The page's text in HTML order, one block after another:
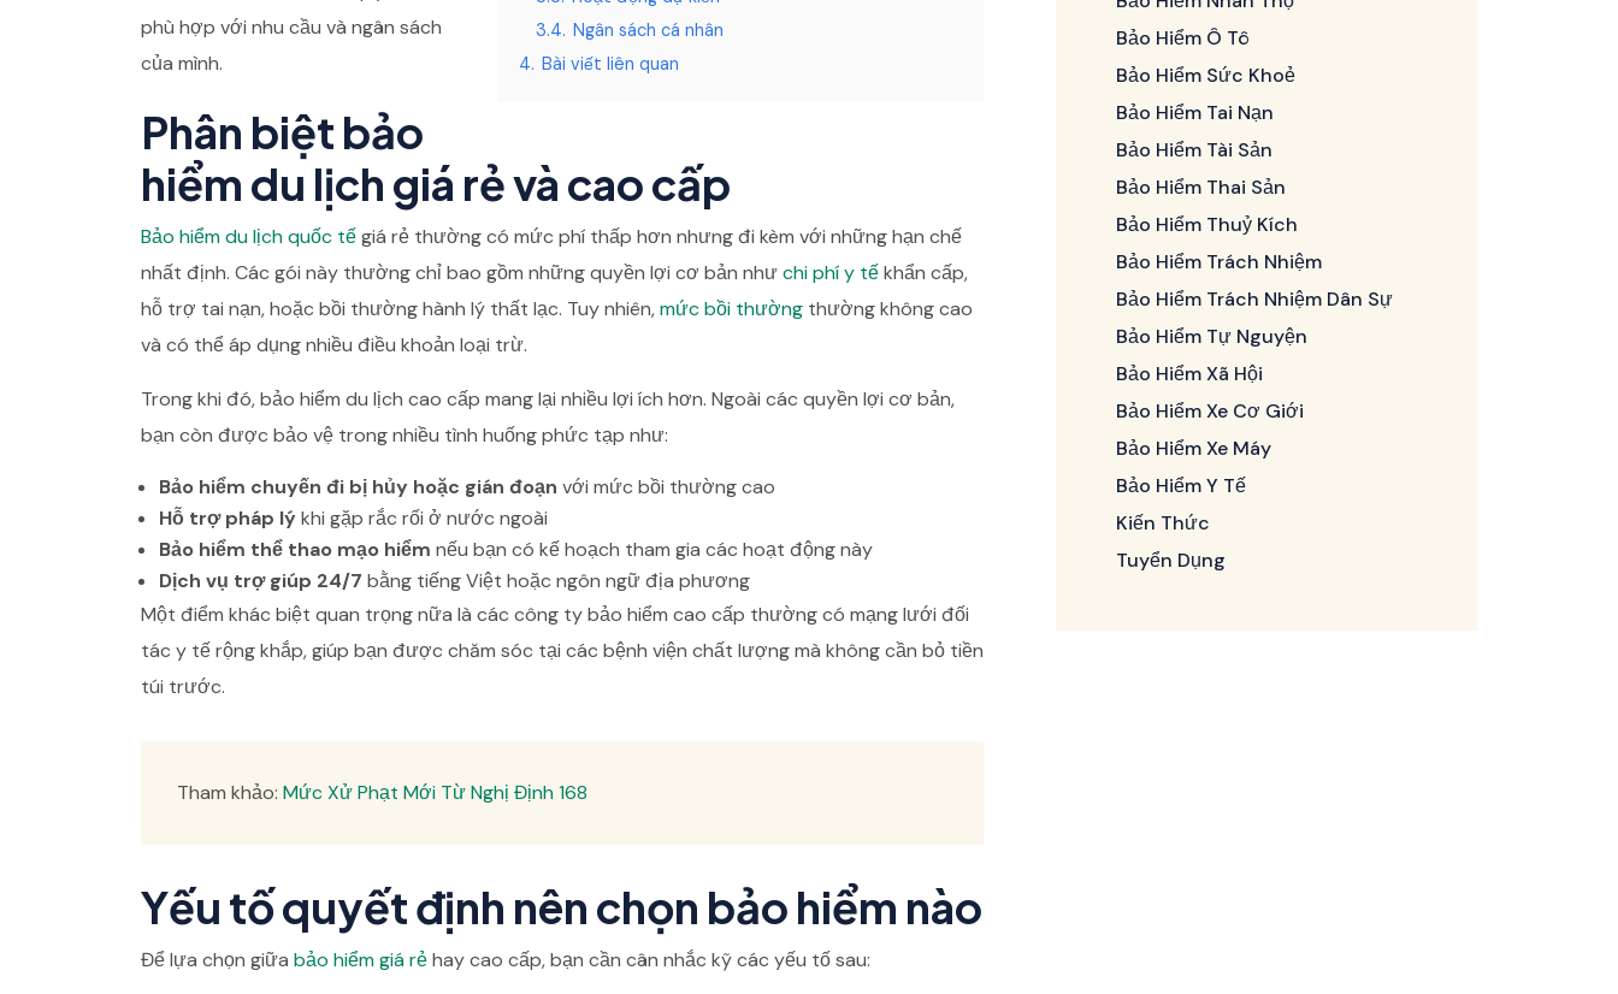
3.4. Ngân sách cá nhân
4. Bài viết liên quan
phù hợp với nhu cầu và ngân sách
của mình.
Phân biệt bảo
hiểm du lịch giá rẻ và cao cấp
Bảo hiểm du lịch quốc tếgiá rẻ thường có mức phí thấp hơn nhưng đi kèm với những hạn chế
nhất định. Các gói này thường chỉ bao gồm những quyền lợi cơ bản nhưchi phí y tếkhẩn cấp,
hỗ trợ tai nạn, hoặc bồi thường hành lý thất lạc. Tuy nhiên,mức bồi thường thường không cao
và có thể áp dụng nhiều điều khoản loại trừ.
Trong khi đó, bảo hiểm du lịch cao cấp mang lại nhiều lợi ích hơn. Ngoài các quyền lợi cơ bản,
bạn còn được bảo vệ trong nhiều tình huống phức tạp như:
Bảo hiểm chuyến đi bị hủy hoặc gián đoạn với mức bồi thường cao
Hỗ trợ pháp lý khi gặp rắc rối ở nước ngoài
Bảo hiểm thể thao mạo hiểm nếu bạn có kế hoạch tham gia các hoạt động này
Dịch vụ trợ giúp 24/7 bằng tiếng Việt hoặc ngôn ngữ địa phương
Một điểm khác biệt quan trọng nữa là các công ty bảo hiểm cao cấp thường có mạng lưới đối
tác y tế rộng khắp, giúp bạn được chăm sóc tại các bệnh viện chất lượng mà không cần bỏ tiền
túi trước.
Tham khảo: Mức Xử Phạt Mới Từ Nghị Định 168
Yếu tố quyết định nên chọn bảo hiểm nào
Để lựa chọn giữa bảo hiểm giá rẻhay cao cấp, bạn cần cân nhắc kỹ các yếu tố sau:
Bảo Hiểm Ô Tô
Bảo Hiểm Sức Khoẻ
Bảo Hiểm Tai Nạn
Bảo Hiểm Tài Sản
Bảo Hiểm Thai Sản
Bảo Hiểm Thuỷ Kích
Bảo Hiểm Trách Nhiệm
Bảo Hiểm Trách Nhiệm Dân Sự
Bảo Hiểm Tự Nguyện
Bảo Hiểm Xã Hội
Bảo Hiểm Xe Cơ Giới
Bảo Hiểm Xe Máy
Bảo Hiểm Y Tế
Kiến Thức
Tuyển Dụng